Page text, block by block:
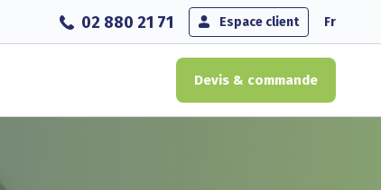
02 880 21 71 Espace client Fr
Devis & commande